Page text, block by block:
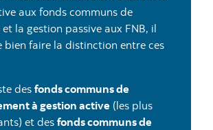
aux fonds communs de
la gestion passive aux FNB, il
bien faire la distinction entre ces
desfonds communs de
à gestion active (les plus
et des fonds communs de